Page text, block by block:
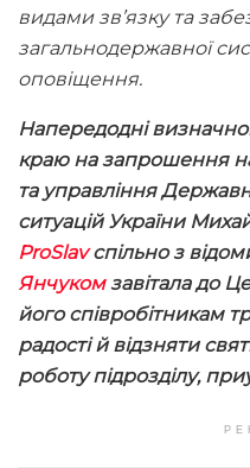
видами зв’язку та
загальнодержавної
оповіщення.
Напередодні
краю на запрошення
та управління
ситуацій України
ProSlavспільно з
Янчукомзавітала до
його співробітникам
радості й відзняти
роботу підрозділу,